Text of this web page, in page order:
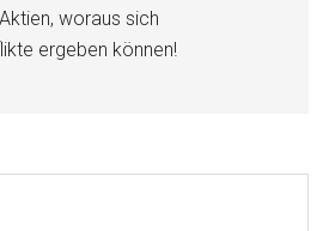
woraus sich
ergeben können!